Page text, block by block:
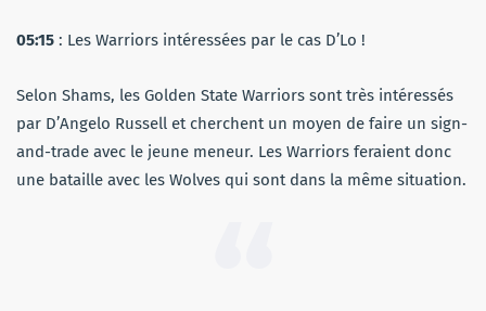
05:15 : Les Warriors intéressées par le cas D’Lo !
Selon Shams, les Golden State Warriors sont très intéressés
par D’Angelo Russell et cherchent un moyen de faire un sign-
and-trade avec le jeune meneur. Les Warriors feraient donc
une bataille avec les Wolves qui sont dans la même situation.